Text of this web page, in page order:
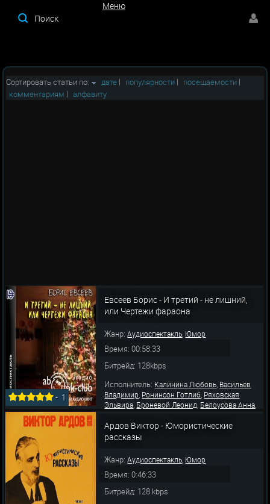
Меню
Сортировать статьи по: дате | популярности | посещаемости |
комментариям | алфавиту
- 1
Евсеев Борис - И третий - не лишний,
или Чертежи фараона
Жанр:Аудиоспектакль, Юмор
Время: 00:58:33
Битрейд: 128kbps
Исполнитель: Калинина Любовь, Васильев
Владимир, Ронинсон Готлиб, Ряховская
Эльвира, Броневой Леонид, Белоусова Анна,
Владимир,Конопацкий Иосиф,Аугшкап
Агрий,Антропова Галина
Серё
Ардов Виктор - Юмористические
рассказы
Жанр:Аудиоспектакль, Юмор
Время: 0:46:33
Битрейд: 128 kbps